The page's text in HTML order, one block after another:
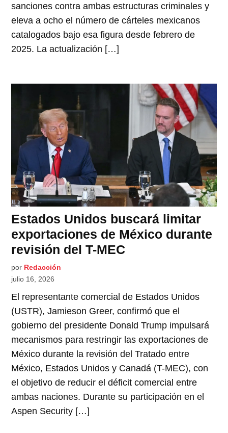
sanciones contra ambas estructuras criminales y
eleva a ocho el número de cárteles mexicanos
catalogados bajo esa figura desde febrero de
2025. La actualización […]
Estados Unidos buscará limitar
exportaciones de México durante
revisión del T-MEC
por Redacción
julio 16, 2026
El representante comercial de Estados Unidos
(USTR), Jamieson Greer, confirmó que el
gobierno del presidente Donald Trump impulsará
mecanismos para restringir las exportaciones de
México durante la revisión del Tratado entre
México, Estados Unidos y Canadá (T-MEC), con
el objetivo de reducir el déficit comercial entre
ambas naciones. Durante su participación en el
Aspen Security […]